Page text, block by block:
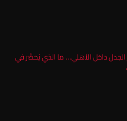
الجدل داخل الأهلي… ما الذي يُحضَّر في